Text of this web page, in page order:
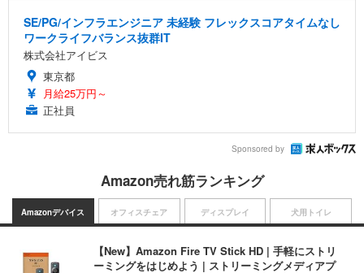
SE/PG/インフラエンジニア 未経験 フレックスコアタイムなし
ワークライフバランス抜群IT
株式会社アイビス
東京都
月給25万円～
正社員
Sponsored by
Amazon売れ筋ランキング
Amazonデバイス
【New】Amazon Fire TV Stick HD | 手軽にストリ
ーミングをはじめよう | ストリーミングメディアプ
オフィスチェア ディスプレイ 犬用トイレ